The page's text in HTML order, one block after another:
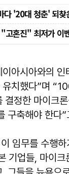
아시아와의 인
유치했다”며
결정한 마이크
구축해야 한다
임무를 수행
기업들, 마이크